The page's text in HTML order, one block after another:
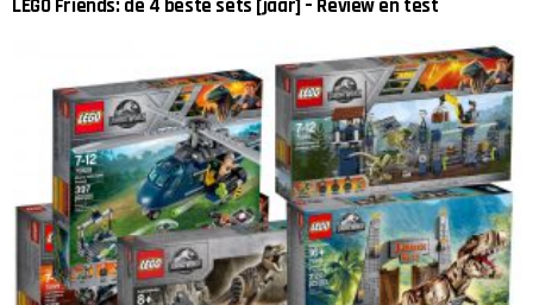
LEGO Friends: de 4 beste sets [jaar] – Review en test